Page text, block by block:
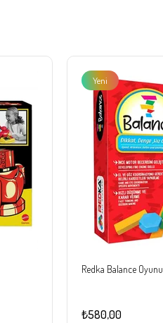
Redka Balance Oyunu
₺580,00
Yeni
Ürün